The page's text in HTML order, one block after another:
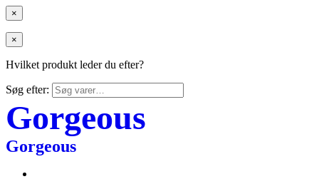
×
×
Hvilket produkt leder du efter?
Søg efter:
Gorgeous
Gorgeous